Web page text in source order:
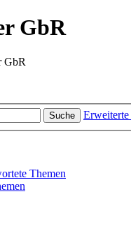
GbR
GbR
Suche Erweiterte
Themen